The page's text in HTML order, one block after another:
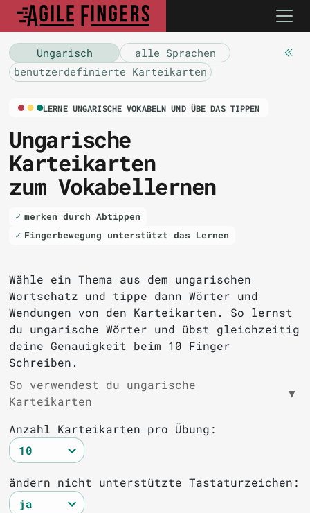
Ungarisch
alle Sprachen
benutzerdefinierte Karteikarten
LERNE UNGARISCHE VOKABELN UND ÜBE DAS TIPPEN
Ungarische
Karteikarten
zum Vokabellernen
merken durch Abtippen
Fingerbewegung unterstützt das Lernen
Wähle ein Thema aus dem ungarischen
Wortschatz und tippe dann Wörter und
Wendungen von den Karteikarten. So lernst
du ungarische Wörter und übst gleichzeitig
deine Genauigkeit beim 10 Finger
Schreiben.
So verwendest du ungarische
Karteikarten
▼
Anzahl Karteikarten pro Übung:
ändern nicht unterstützte Tastaturzeichen: